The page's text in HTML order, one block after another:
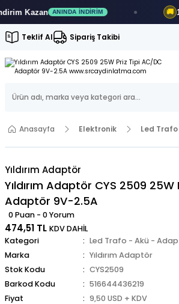
Kazan ANINDA İNDIRIM 12
Teklif Al Sipariş Takibi
Anasayfa Elektronik Led
Yıldırım Adaptör
Yıldırım Adaptör CYS 2509
Adaptör 9V-2.5A
0 Puan - 0 Yorum
474,51 TL KDV DAHİL
Kategori
Led Trafo - Akü -
Marka
Yıldırım Adaptör
Stok Kodu
CYS2509
Barkod Kodu
516644436219
Fiyat
9,50 USD + KDV